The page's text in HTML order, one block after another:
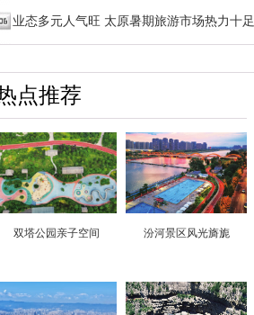
业态多元人气旺 太原暑期旅游市场热力十足
点推荐
双塔公园亲子空间 汾河景区风光旖旎